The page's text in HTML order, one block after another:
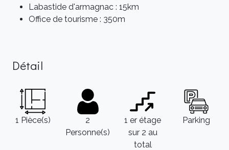
Labastide d'armagnac : 15km
Office de tourisme : 350m
Détail
1 Pièce(s)
2
Personne(s)
1 er étage
sur 2 au
total
Parking